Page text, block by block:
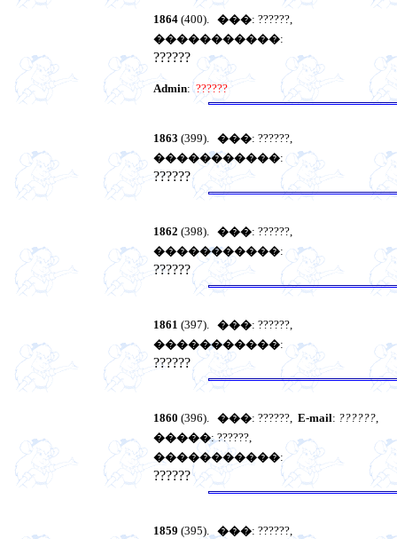
1864 (400). ���: ??????,
�����������:
??????
Admin:??????
1863 (399). ���: ??????,
�����������:
??????
1862 (398). ���: ??????,
�����������:
??????
1861 (397). ���: ??????,
�����������:
??????
1860 (396). ���: ??????, E-mail: ??????,
�����: ??????,
�����������:
??????
1859 (395). ���: ??????,